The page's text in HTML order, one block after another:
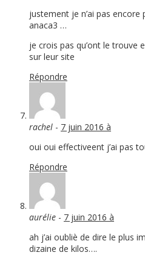
justement je n’ai pas
anaca3 …
je crois pas qu’ont le trouve
sur leur site
Répondre
rachel - 7 juin 2016 à
oui oui effectiveent j’ai pas
Répondre
aurélie - 7 juin 2016 à
ah j’ai oubliè de dire le plus
dizaine de kilos….